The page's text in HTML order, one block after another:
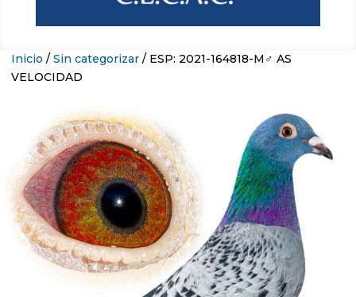
Inicio / Sin categorizar / ESP: 2021-164818-M♂ AS
VELOCIDAD